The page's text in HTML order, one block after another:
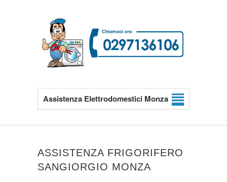
Assistenza Elettrodomestici Monza
ASSISTENZA FRIGORIFERO
SANGIORGIO MONZA